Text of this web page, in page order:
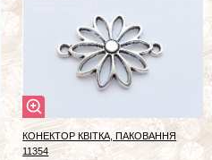
КОНЕКТОР КВІТКА, ПАКОВАННЯ
11354